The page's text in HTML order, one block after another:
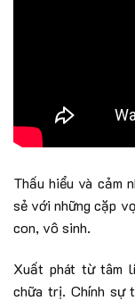
Thấu hiểu và cảm
sẻ với những cặp
con, vô sinh.
Xuất phát từ tâm
chữa trị. Chính sự